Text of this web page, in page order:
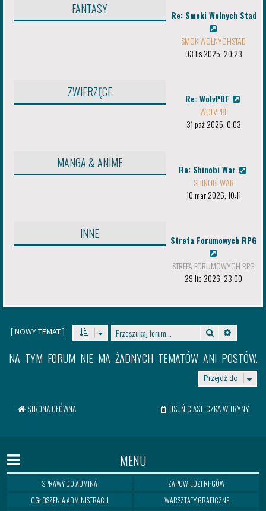
FANTASY Re: Smoki Wolnych Stad
SMOKIWOLNYCHSTAD
03 lis 2025, 20:23
ZWIERZĘCE
Re: WolvPBF
WOLVPBF
31 paź 2025, 0:03
MANGA & ANIME
Re: Shinobi War
SHINOBI WAR
10 mar 2026, 10:11
INNE Strefa Forumowych RPG
STREFA FORUMOWYCH RPG
29 lip 2026, 23:00
[NOWY TEMAT] Szukaj
NA TYM FORUM NIE MA ŻADNYCH TEMATÓW ANI POSTÓW.
Przejdź do
STRONA GŁÓWNA USUŃ CIASTECZKA WITRYNY
MENU
SPRAWY DO ADMINA
OGŁOSZENIA ADMINISTRACJI
ZAPOWIEDZI RPGÓW
WARSZTATY GRAFICZNE